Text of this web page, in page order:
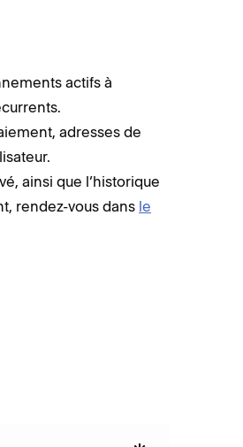
actifs à
adresses de
ainsi que l’historique
rendez-vous dans le